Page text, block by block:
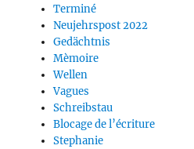
Terminé
Neujehrspost 2022
Gedächtnis
Mèmoire
Wellen
Vagues
Schreibstau
Blocage de l’écriture
Stephanie